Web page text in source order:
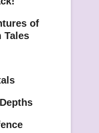
of
Tales